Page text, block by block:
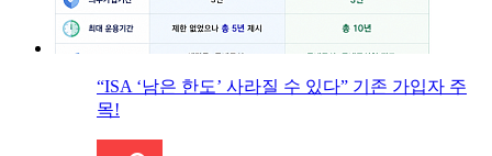
“ISA ‘남은 한도’ 사라질 수 있다” 기존 가입자 주
목!